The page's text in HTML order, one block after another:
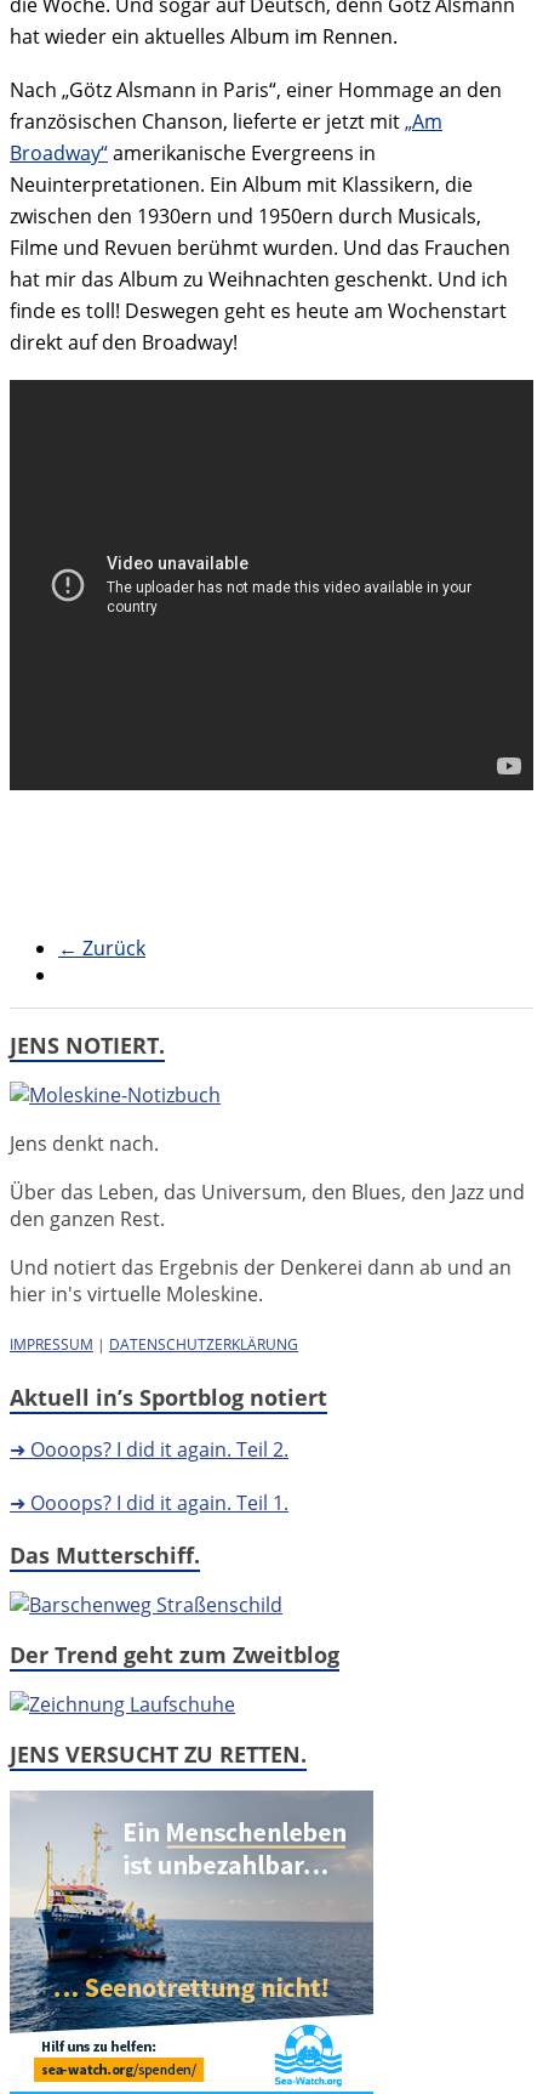
hat wieder ein aktuelles Album im Rennen.
Nach „Götz Alsmann in Paris“, einer Hommage an den
französischen Chanson, lieferte er jetzt mit„Am
Broadway“amerikanische Evergreens in
Neuinterpretationen. Ein Album mit Klassikern, die
zwischen den 1930ern und 1950ern durch Musicals,
Filme und Revuen berühmt wurden. Und das Frauchen
hat mir das Album zu Weihnachten geschenkt. Und ich
finde es toll! Deswegen geht es heute am Wochenstart
direkt auf den Broadway!
← Zurück
JENS NOTIERT.
Jens denkt nach.
Über das Leben, das Universum, den Blues, den Jazz und
den ganzen Rest.
Und notiert das Ergebnis der Denkerei dann ab und an
hier in's virtuelle Moleskine.
IMPRESSUM | DATENSCHUTZERKLÄRUNG
Aktuell in’s Sportblog notiert
➜ Oooops? I did it again. Teil 2.
➜ Oooops? I did it again. Teil 1.
Das Mutterschiff.
Der Trend geht zum Zweitblog
JENS VERSUCHT ZU RETTEN.